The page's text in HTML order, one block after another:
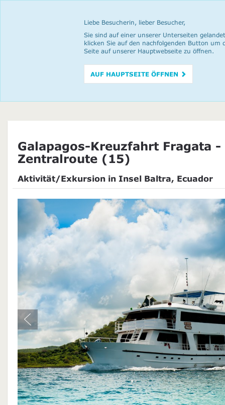
Liebe Besucherin, lieber Besucher,
Sie sind auf einer unserer Unterseiten
klicken Sie auf den nachfolgenden Button um
Seite auf unserer Hauptwebseite zu öffnen.
AUF HAUPTSEITE ÖFFNEN
Galapagos-Kreuzfahrt Fragata -
Zentralroute (15)
Aktivität/Exkursion in Insel Baltra, Ecuador